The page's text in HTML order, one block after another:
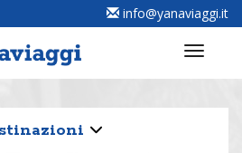
info@yanaviaggi.it